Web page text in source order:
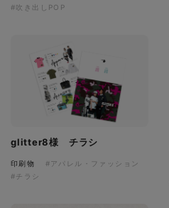
#吹き出しPOP
glitter8様 チラシ
印刷物
#アパレル・ファッション
#チラシ